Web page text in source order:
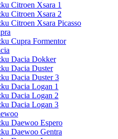
Citroen Xsara 1
Citroen Xsara 2
Citroen Xsara Picasso
Cupra Formentor
Dacia Dokker
Dacia Duster
Dacia Duster 3
Dacia Logan 1
Dacia Logan 2
Dacia Logan 3
Daewoo Espero
Daewoo Gentra